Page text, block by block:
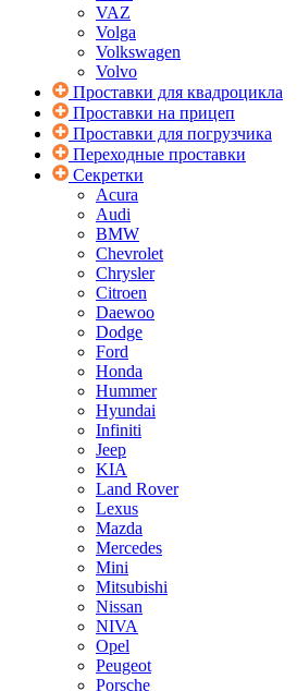
VAZ
Volga
Volkswagen
Volvo
Проставки для квадроцикла
Проставки на прицеп
Проставки для погрузчика
Переходные проставки
Секретки
Acura
Audi
BMW
Chevrolet
Chrysler
Citroen
Daewoo
Dodge
Ford
Honda
Hummer
Hyundai
Infiniti
Jeep
KIA
Land Rover
Lexus
Mazda
Mercedes
Mini
Mitsubishi
Nissan
NIVA
Opel
Peugeot
Porsche